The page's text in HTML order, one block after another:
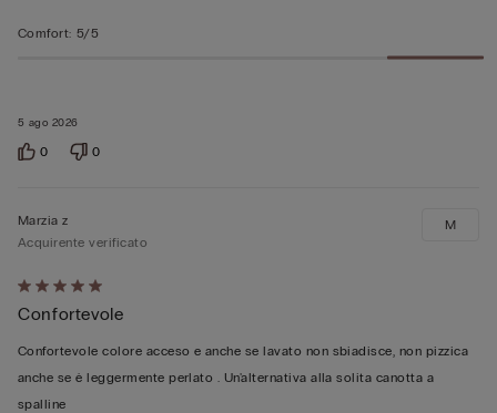
5 ago 2026
Comfort: 5/5
0 0
Valutato
5
su
5
Marzia z
Acquirente verificato
Confortevole
Confortevole colore acceso e anche se lavato non sbiadisce, non pizzica
anche se è leggermente perlato . Un'alternativa alla solita canotta a
spalline
M